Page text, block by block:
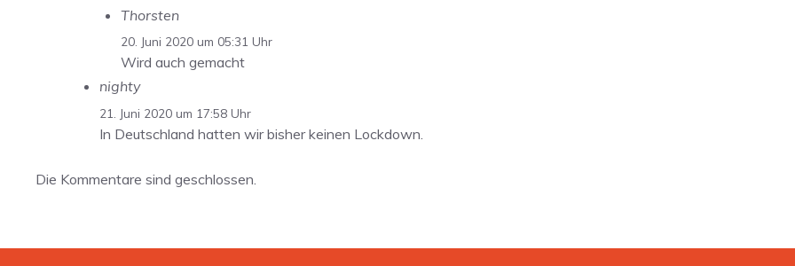
Thorsten
20. Juni 2020 um 05:31 Uhr
Wird auch gemacht
nighty
21. Juni 2020 um 17:58 Uhr
In Deutschland hatten wir bisher keinen Lockdown.
Die Kommentare sind geschlossen.